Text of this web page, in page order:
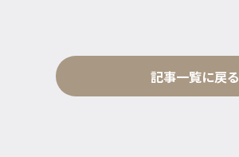
記事一覧に戻る